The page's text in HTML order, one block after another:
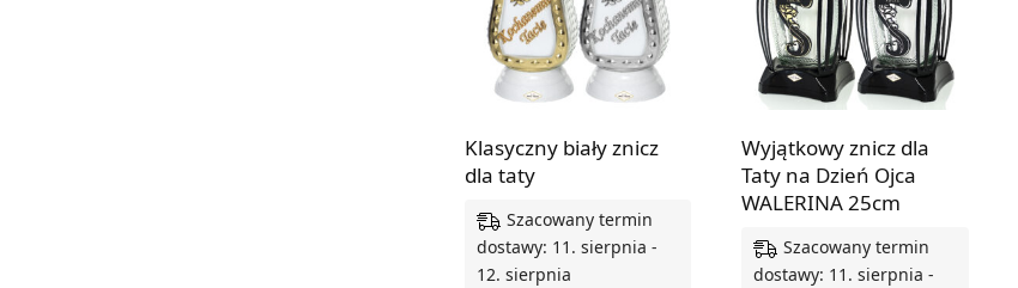
Klasyczny biały znicz
dla taty
Szacowany termin
dostawy: 11. sierpnia -
12. sierpnia
Wyjątkowy znicz dla
Taty na Dzień Ojca
WALERINA 25cm
Szacowany termin
dostawy: 11. sierpnia -